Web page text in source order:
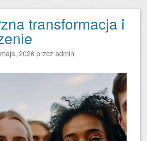
transformacja i
2026przezadmin